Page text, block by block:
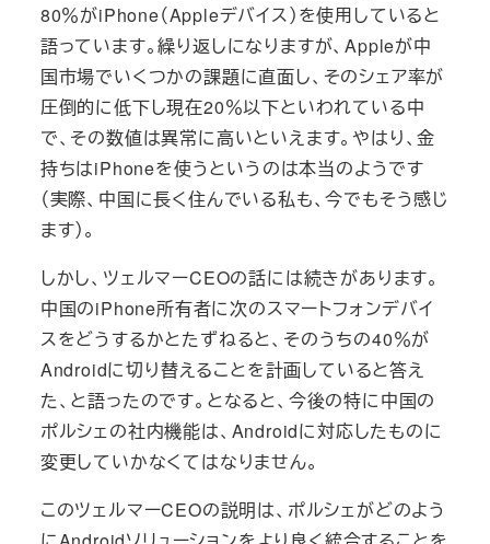
80％がiPhone（Appleデバイス）を使用していると
語っています。繰り返しになりますが、Appleが中
国市場でいくつかの課題に直面し、そのシェア率が
圧倒的に低下し現在20％以下といわれている中
で、その数値は異常に高いといえます。やはり、金
持ちはiPhoneを使うというのは本当のようです
（実際、中国に長く住んでいる私も、今でもそう感じ
ます）。
しかし、ツェルマーCEOの話には続きがあります。
中国のiPhone所有者に次のスマートフォンデバイ
スをどうするかとたずねると、そのうちの40％が
Androidに切り替えることを計画していると答え
た、と語ったのです。となると、今後の特に中国の
ポルシェの社内機能は、Androidに対応したものに
変更していかなくてはなりません。
このツェルマーCEOの説明は、ポルシェがどのよう